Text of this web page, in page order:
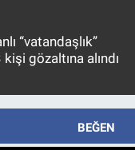
“vatandaşlık”
gözaltına alındı
BEĞEN